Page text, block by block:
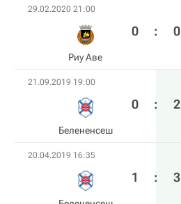
29.02.2020 21:00
Риу Аве
0 : 0
21.09.2019 19:00
Белененсеш
0 : 2
20.04.2019 16:35
1 : 3